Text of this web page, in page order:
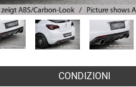
CONDIZIONI